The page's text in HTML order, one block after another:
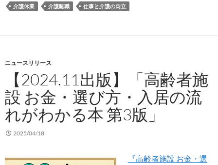
介護休業 介護離職 仕事と介護の両立
ニュースリリース
【2024.11出版】「高齢者施
設 お金・選び方・入居の流
れがわかる本 第3版」
2025/04/18
『高齢者施設 お金・選